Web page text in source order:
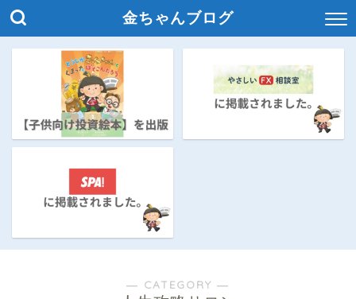
金ちゃんブログ
― CATEGORY ―